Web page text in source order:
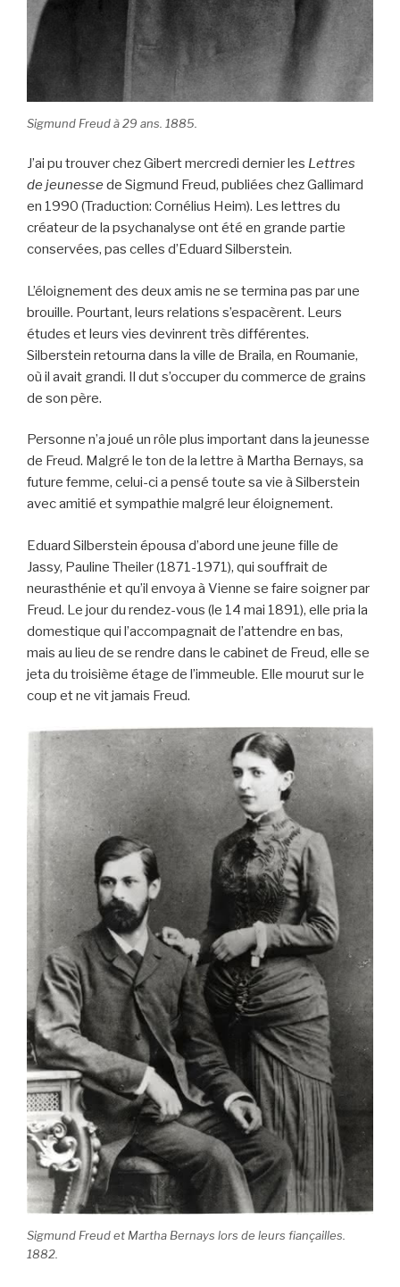
Sigmund Freud à 29 ans. 1885.
J’ai pu trouver chez Gibert mercredi dernier les Lettres
de jeunesse de Sigmund Freud, publiées chez Gallimard
en 1990 (Traduction: Cornélius Heim). Les lettres du
créateur de la psychanalyse ont été en grande partie
conservées, pas celles d’Eduard Silberstein.
L’éloignement des deux amis ne se termina pas par une
brouille. Pourtant, leurs relations s’espacèrent. Leurs
études et leurs vies devinrent très différentes.
Silberstein retourna dans la ville de Braila, en Roumanie,
où il avait grandi. Il dut s’occuper du commerce de grains
de son père.
Personne n’a joué un rôle plus important dans la jeunesse
de Freud. Malgré le ton de la lettre à Martha Bernays, sa
future femme, celui-ci a pensé toute sa vie à Silberstein
avec amitié et sympathie malgré leur éloignement.
Eduard Silberstein épousa d’abord une jeune fille de
Jassy, Pauline Theiler (1871-1971), qui souffrait de
neurasthénie et qu’il envoya à Vienne se faire soigner par
Freud. Le jour du rendez-vous (le 14 mai 1891), elle pria la
domestique qui l’accompagnait de l’attendre en bas,
mais au lieu de se rendre dans le cabinet de Freud, elle se
jeta du troisième étage de l’immeuble. Elle mourut sur le
coup et ne vit jamais Freud.
Sigmund Freud et Martha Bernays lors de leurs fiançailles.
1882.